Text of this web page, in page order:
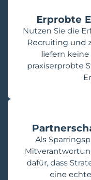
Erprobte
Nutzen Sie die
Recruiting und
liefern
praxiserprobte
Als
dafür, dass
eine